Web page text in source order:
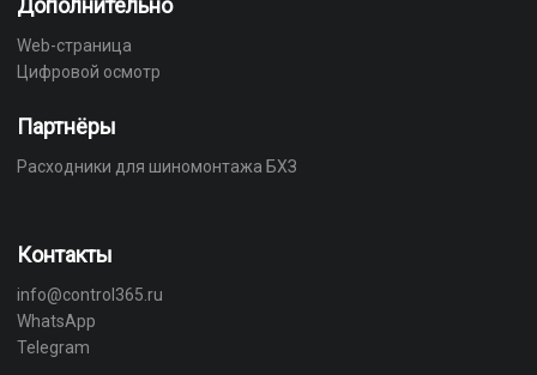
Дополнительно
Web-страница
Цифровой осмотр
Партнёры
Расходники для шиномонтажа БХЗ
Контакты
info@control365.ru
WhatsApp
Telegram